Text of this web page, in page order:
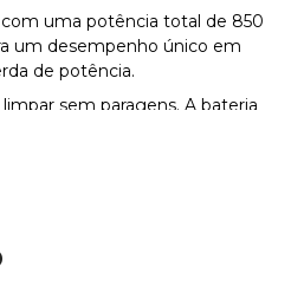
uma potência total de 850
um desempenho único em
de potência.
limpar sem paragens. A bateria
proporciona até 110' de
parar.
a limpeza profunda de
mesmo nas superfícies